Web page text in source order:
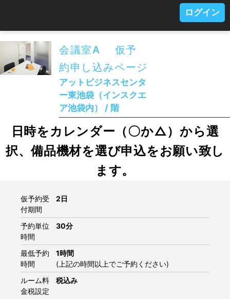
ログイン
会議室A 仮予
約申し込みページ
アットビジネスセンタ
ー東池袋（インスクエ
ア池袋内） / 階
日時をカレンダー（〇か△）から選
択、備品機材を選び申込をお願い致し
ます。
仮予約受
付期間
2日
予約単位
時間
30分
最低予約
時間
1時間
(上記の時間以上でご予約ください)
ルーム料
金税設定
税込み